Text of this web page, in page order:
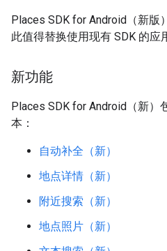
Places SDK for Android（新版
此值得替换使用现有 SDK 的应
新功能
Places SDK for Android（新）
本：
自动补全（新）
地点详情（新）
附近搜索（新）
地点照片（新）